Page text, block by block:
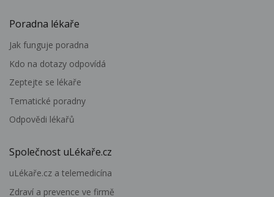
Poradna lékaře
Jak funguje poradna
Kdo na dotazy odpovídá
Zeptejte se lékaře
Tematické poradny
Odpovědi lékařů
Společnost uLékaře.cz
uLékaře.cz a telemedicína
Zdraví a prevence ve firmě